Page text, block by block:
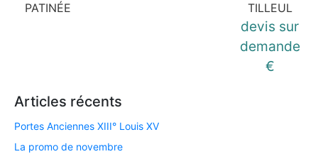
PATINÉE
TILLEUL
devis sur
demande
€
Articles récents
Portes Anciennes XIII° Louis XV
La promo de novembre